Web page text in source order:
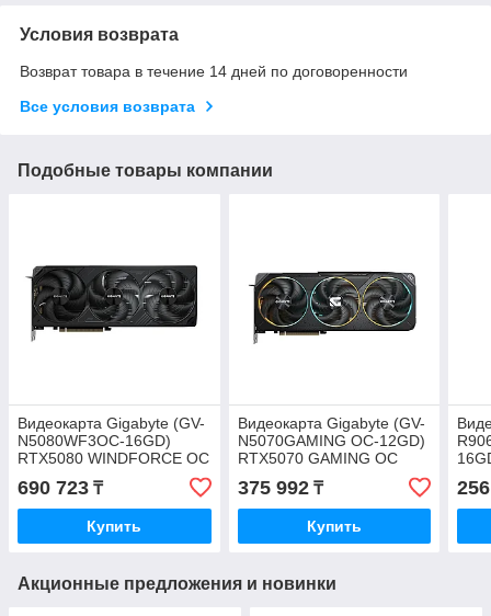
Условия возврата
Возврат товара в течение 14 дней по договоренности
Все условия возврата
Подобные товары компании
Видеокарта Gigabyte (GV-
N5080WF3OC-16GD)
RTX5080 WINDFORCE OC
690 723 ₸
Купить
Видеокарта Gigabyte (GV-
N5070GAMING OC-12GD)
RTX5070 GAMING OC
375 992₸
Купить
Акционные предложения и новинки